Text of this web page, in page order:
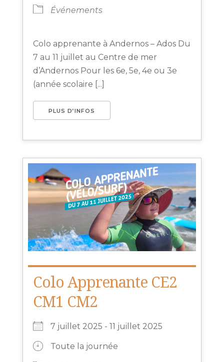
Événements
Colo apprenante à Andernos – Ados Du
7 au 11 juillet au Centre de mer
d’Andernos Pour les 6e, 5e, 4e ou 3e
(année scolaire [...]
PLUS D’INFOS
Colo Apprenante CE2
CM1 CM2
7 juillet 2025 - 11 juillet 2025
Toute la journée